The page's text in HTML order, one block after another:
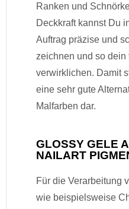
Ranken und
Deckkraft kannst Du
Auftrag präzise und
zeichnen und so
verwirklichen. Damit
eine sehr gute
Malfarben dar.
GLOSSY GELE
NAILART
Für die Verarbeitung
wie beispielsweise